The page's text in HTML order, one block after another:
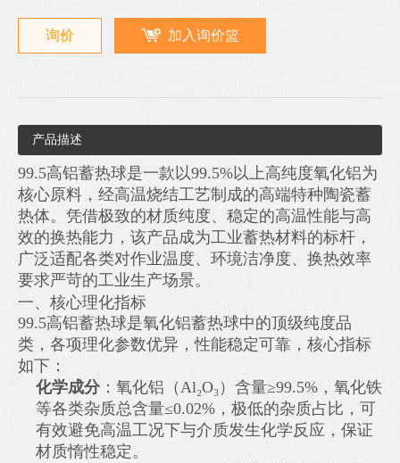
询价 加入询价篮
产品描述
99.5高铝蓄热球是一款以99.5%以上高纯度氧化铝为
核心原料，经高温烧结工艺制成的高端特种陶瓷蓄
热体。凭借极致的材质纯度、稳定的高温性能与高
效的换热能力，该产品成为工业蓄热材料的标杆，
广泛适配各类对作业温度、环境洁净度、换热效率
要求严苛的工业生产场景。
一、核心理化指标
99.5高铝蓄热球是氧化铝蓄热球中的顶级纯度品
类，各项理化参数优异，性能稳定可靠，核心指标
如下：
化学成分：氧化铝（Al₂O₃）含量≥99.5%，氧化铁
等各类杂质总含量≤0.02%，极低的杂质占比，可
有效避免高温工况下与介质发生化学反应，保证
材质惰性稳定。